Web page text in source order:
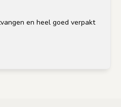
heel goed verpakt